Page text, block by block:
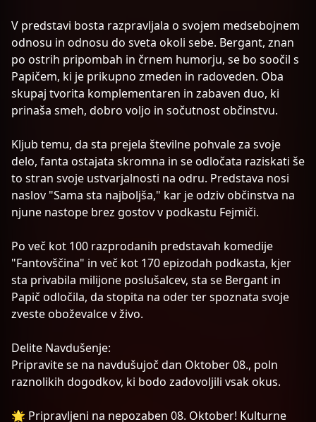
V predstavi bosta razpravljala o svojem medsebojnem
odnosu in odnosu do sveta okoli sebe. Bergant, znan
po ostrih pripombah in črnem humorju, se bo soočil s
Papičem, ki je prikupno zmeden in radoveden. Oba
skupaj tvorita komplementaren in zabaven duo, ki
prinaša smeh, dobro voljo in sočutnost občinstvu.
Kljub temu, da sta prejela številne pohvale za svoje
delo, fanta ostajata skromna in se odločata raziskati še
to stran svoje ustvarjalnosti na odru. Predstava nosi
naslov "Sama sta najboljša," kar je odziv občinstva na
njune nastope brez gostov v podkastu Fejmiči.
Po več kot 100 razprodanih predstavah komedije
"Fantovščina" in več kot 170 epizodah podkasta, kjer
sta privabila milijone poslušalcev, sta se Bergant in
Papič odločila, da stopita na oder ter spoznata svoje
zveste oboževalce v živo.
Delite Navdušenje:
Pripravite se na navdušujoč dan Oktober 08., poln
raznolikih dogodkov, ki bodo zadovoljili vsak okus.
🌟 Pripravljeni na nepozaben 08. Oktober! Kulturne